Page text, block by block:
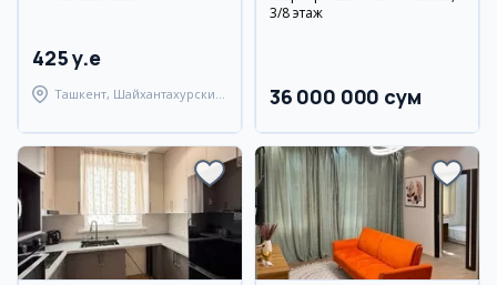
425 y.e
Ташкент, Шайхантахурский
3/8 этаж
36 000 000 сум